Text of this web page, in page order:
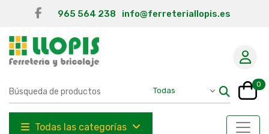
965 564 238 info@ferreteriallopis.es
0
Todas las categorías